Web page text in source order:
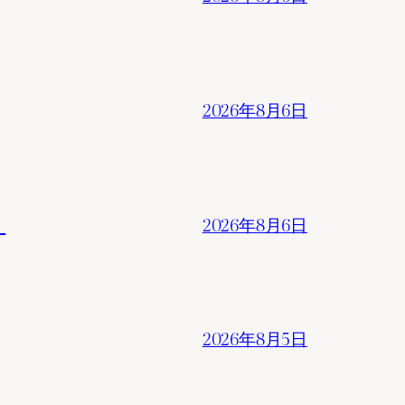
2026年8月6日
2026年8月6日
2026年8月5日